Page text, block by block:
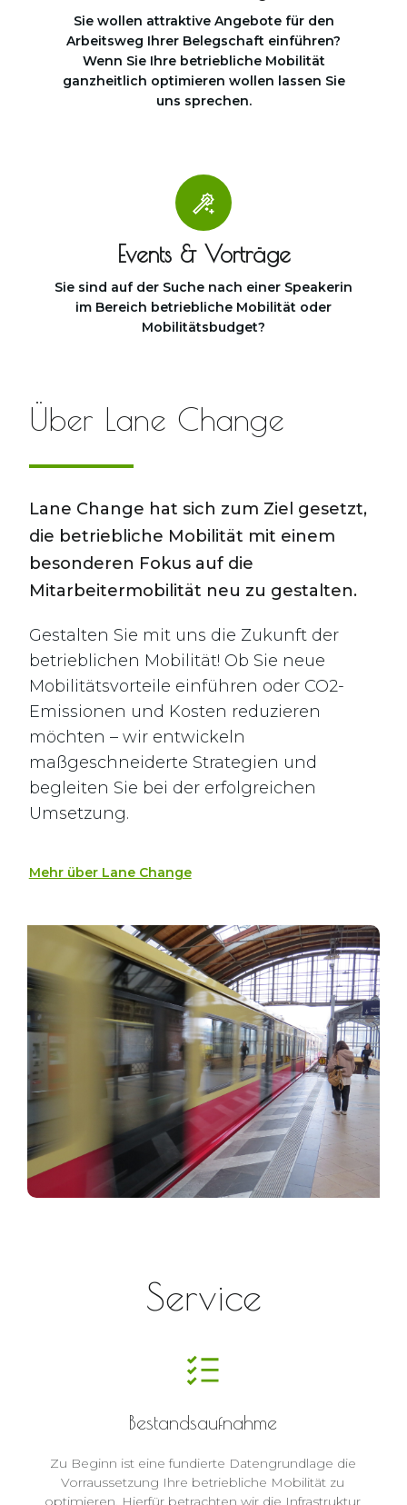
Sie wollen attraktive Angebote für den
Arbeitsweg Ihrer Belegschaft einführen?
Wenn Sie Ihre betriebliche Mobilität
ganzheitlich optimieren wollen lassen Sie
uns sprechen.
Events & Vorträge
Sie sind auf der Suche nach einer Speakerin
im Bereich betriebliche Mobilität oder
Mobilitätsbudget?
Über Lane Change
Lane Change hat sich zum Ziel gesetzt,
die betriebliche Mobilität mit einem
besonderen Fokus auf die
Mitarbeitermobilität neu zu gestalten.
Gestalten Sie mit uns die Zukunft der
betrieblichen Mobilität! Ob Sie neue
Mobilitätsvorteile einführen oder CO2-
Emissionen und Kosten reduzieren
möchten – wir entwickeln
maßgeschneiderte Strategien und
begleiten Sie bei der erfolgreichen
Umsetzung.
Mehr über Lane Change
Service
Bestandsaufnahme
Zu Beginn ist eine fundierte Datengrundlage die
Vorraussetzung Ihre betriebliche Mobilität zu
optimieren. Hierfür betrachten wir die Infrastruktur